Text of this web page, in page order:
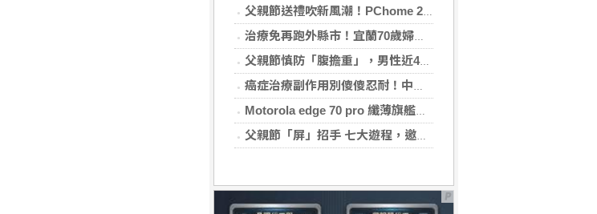
父親節送禮吹新風潮！PChome 24h 購物揭男香 TOP5 與居家健身器材買氣翻倍
治療免再跑外縣市！宜蘭70歲婦心房顫動多年 在地接受電燒治療改善心悸
父親節慎防「腹擔重」，男性近4成有脂肪肝！醫籲：別忘量腰圍、檢視健檢報告
癌症治療副作用別傻傻忍耐！中醫個人化體質調理 助癌友緩解疲憊與不適
Motorola edge 70 pro 纖薄旗艦登場 g37 power 7,000mAh 怪獸級電量同步亮相
父親節「屏」招手 七大遊程，邀您陪爸爸一起過節「趣」！